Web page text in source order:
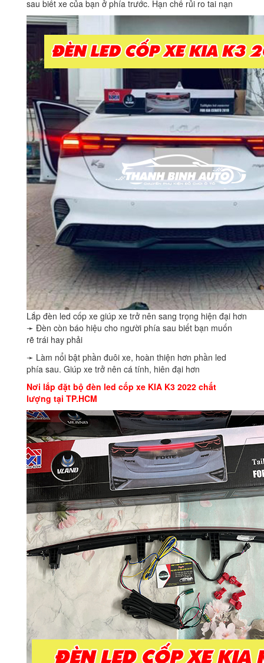
sau biết xe của bạn ở phía trước. Hạn chế rủi ro tai nạn
Lắp đèn led cốp xe giúp xe trở nên sang trọng hiện đại hơn
➛ Đèn còn báo hiệu cho người phía sau biết bạn muốn
rẽ trái hay phải
➛ Làm nổi bật phần đuôi xe, hoàn thiện hơn phần led
phía sau. Giúp xe trở nên cá tính, hiên đại hơn
Nơi lắp đặt bộ đèn led cốp xe KIA K3 2022 chất
lượng tại TP.HCM